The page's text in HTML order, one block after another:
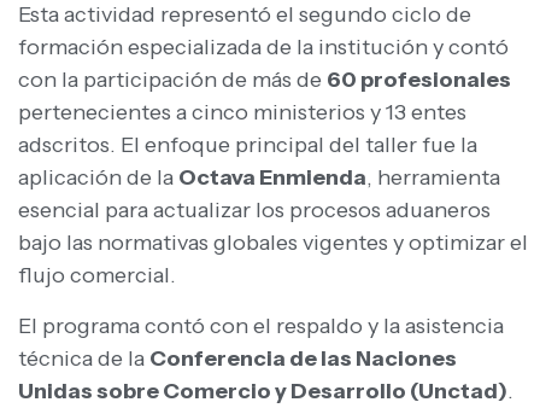
Esta actividad representó el segundo ciclo de
formación especializada de la institución y contó
con la participación de más de 60 profesionales
pertenecientes a cinco ministerios y 13 entes
adscritos. El enfoque principal del taller fue la
aplicación de la Octava Enmienda, herramienta
esencial para actualizar los procesos aduaneros
bajo las normativas globales vigentes y optimizar el
flujo comercial.
El programa contó con el respaldo y la asistencia
técnica de la Conferencia de las Naciones
Unidas sobre Comercio y Desarrollo (Unctad).